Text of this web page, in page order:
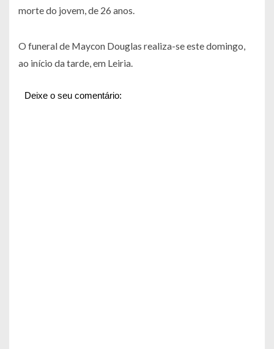
morte do jovem, de 26 anos.
O funeral de Maycon Douglas realiza-se este domingo,
ao início da tarde, em Leiria.
Deixe o seu comentário: